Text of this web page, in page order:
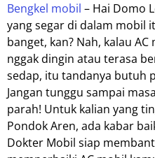
Bengkel mobil – Hai Domo
yang segar di dalam mobil
banget, kan? Nah, kalau
nggak dingin atau terasa
sedap, itu tandanya butuh
Jangan tunggu sampai
parah! Untuk kalian yang
Pondok Aren, ada kabar
Dokter Mobil siap